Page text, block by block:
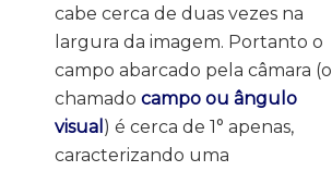
cabe cerca de duas vezes na
largura da imagem. Portanto o
campo abarcado pela câmara (o
chamado campo ou ângulo
visual ) é cerca de 1° apenas,
caracterizando uma